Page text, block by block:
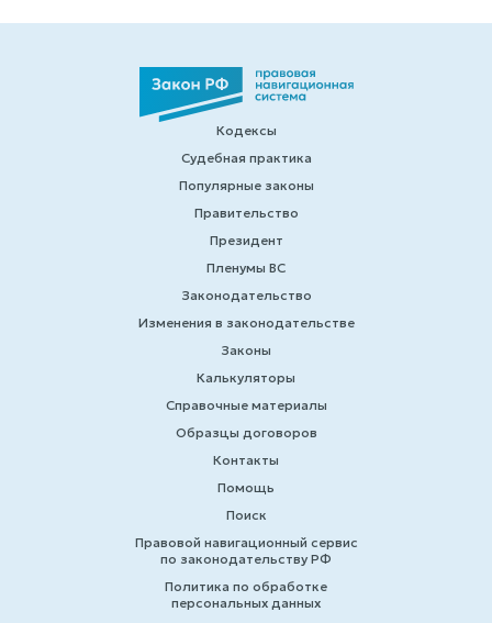
Кодексы
Судебная практика
Популярные законы
Правительство
Президент
Пленумы ВС
Законодательство
Изменения в законодательстве
Законы
Калькуляторы
Справочные материалы
Образцы договоров
Контакты
Помощь
Поиск
Правовой навигационный сервис
по законодательству РФ
Политика по обработке
персональных данных